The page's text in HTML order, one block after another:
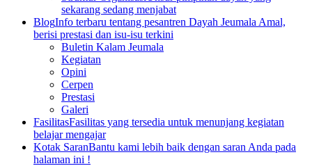
sekarang sedang menjabat
BlogInfo terbaru tentang pesantren Dayah Jeumala Amal,
berisi prestasi dan isu-isu terkini
Buletin Kalam Jeumala
Kegiatan
Opini
Cerpen
Prestasi
Galeri
FasilitasFasilitas yang tersedia untuk menunjang kegiatan
belajar mengajar
Kotak SaranBantu kami lebih baik dengan saran Anda pada
halaman ini !